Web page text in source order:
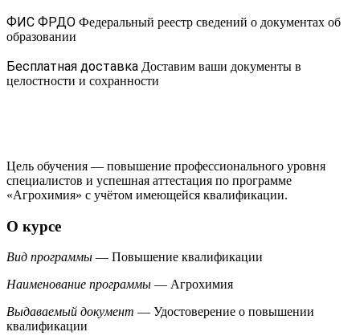
ФИС ФРДО Федеральный реестр сведений о документах об
образовании
Бесплатная доставка Доставим ваши документы в
целостности и сохранности
Цель обучения — повышение профессионального уровня
специалистов и успешная аттестация по программе
«Агрохимия» с учётом имеющейся квалификации.
О курсе
Вид программы — Повышение квалификации
Наименование программы — Агрохимия
Выдаваемый документ — Удостоверение о повышении
квалификации